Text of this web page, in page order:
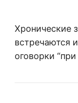
Хронические
встречаются
оговорки